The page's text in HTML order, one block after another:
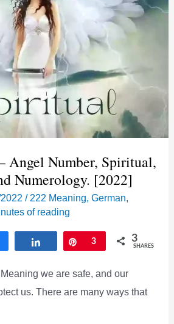
Angel Number, Spiritual,
Numerology. [2022]
2022/ 222 Meaning,German,
of reading
Share Pin
3 3
SHARES
we are safe, and our
us. There are many ways that